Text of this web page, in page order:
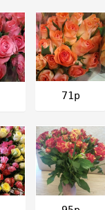
71р